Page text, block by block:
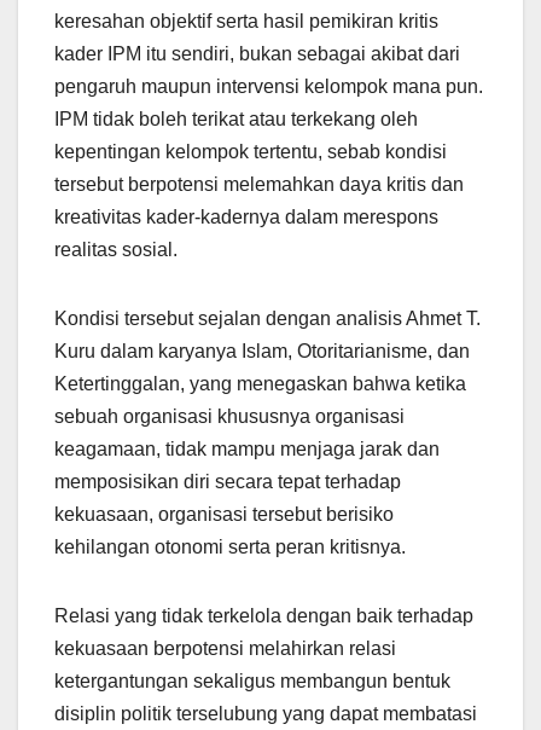
keresahan objektif serta hasil pemikiran kritis
kader IPM itu sendiri, bukan sebagai akibat dari
pengaruh maupun intervensi kelompok mana pun.
IPM tidak boleh terikat atau terkekang oleh
kepentingan kelompok tertentu, sebab kondisi
tersebut berpotensi melemahkan daya kritis dan
kreativitas kader-kadernya dalam merespons
realitas sosial.
Kondisi tersebut sejalan dengan analisis Ahmet T.
Kuru dalam karyanya Islam, Otoritarianisme, dan
Ketertinggalan, yang menegaskan bahwa ketika
sebuah organisasi khususnya organisasi
keagamaan, tidak mampu menjaga jarak dan
memposisikan diri secara tepat terhadap
kekuasaan, organisasi tersebut berisiko
kehilangan otonomi serta peran kritisnya.
Relasi yang tidak terkelola dengan baik terhadap
kekuasaan berpotensi melahirkan relasi
ketergantungan sekaligus membangun bentuk
disiplin politik terselubung yang dapat membatasi